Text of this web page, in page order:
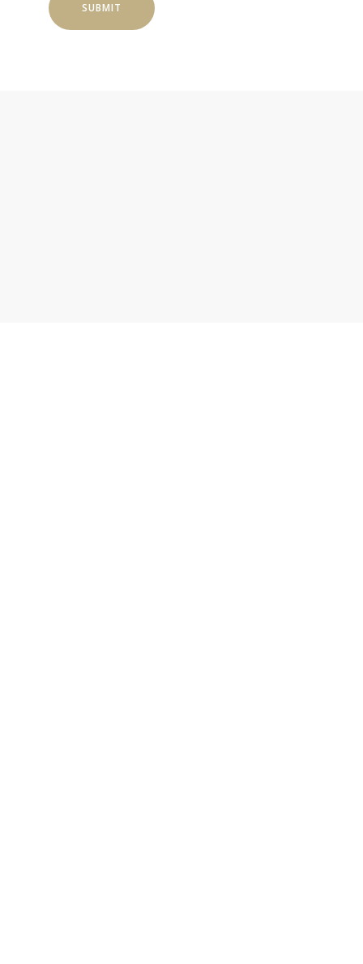
SUBMIT